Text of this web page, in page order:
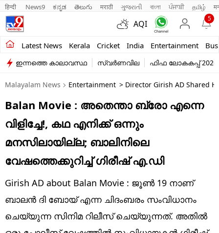
हिन्दी News9 ಕನ್ನಡ తెలుగు मराठी ગુજરાતી বাংলা ਪੰਜਾਬੀ தமிழ்
AQI
5
Latest News Kerala Cricket India Entertainment
Kerala
India
Entertainment
Business
Education
Lifestyle
world
Technology
ഇന്നത്തെ കാലാവസ്ഥ സ്വർണവില ഫിഫ ലോകകപ്പ് 2026
Malayalam News Entertainment > Director Girish AD Shared
Balan Movie : അതെന്താ ബ്രോ എന്നെ
വിളിച്ചേ!, കഥ എനിക്ക് ഒന്നും
മനസിലായില്ല; ബാലിനിലെ
വേഷത്തെക്കുറിച്ച് ഗിരീഷ് എ.ഡി
Girish AD about Balan Movie : ജൂണ്‍ 19 നാണ്
ബാലന്‍ ദി ബോയ് എന്ന ചിദംബരം സംവിധാനം
ചെയ്യുന്ന സിനിമ റിലീസ് ചെയ്യുന്നത്. അതില്‍